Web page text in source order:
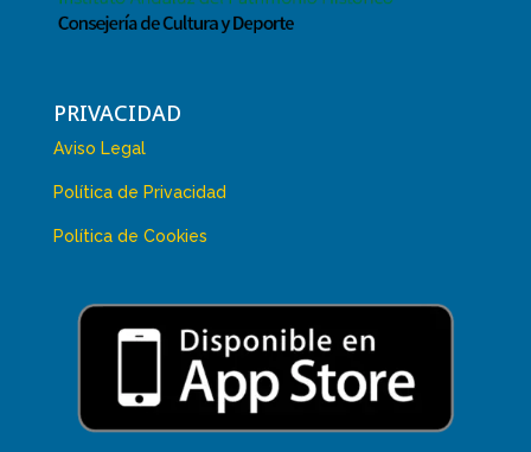
PRIVACIDAD
Aviso Legal
Política de Privacidad
Política de Cookies